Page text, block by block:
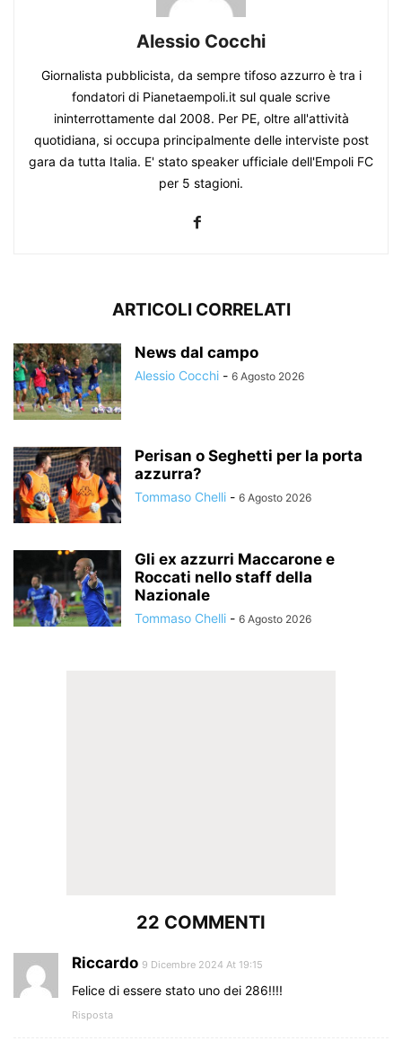
Alessio Cocchi
Giornalista pubblicista, da sempre tifoso azzurro è tra i
fondatori di Pianetaempoli.it sul quale scrive
ininterrottamente dal 2008. Per PE, oltre all'attività
quotidiana, si occupa principalmente delle interviste post
gara da tutta Italia. E' stato speaker ufficiale dell'Empoli FC
per 5 stagioni.
ARTICOLI CORRELATI
News dal campo
Alessio Cocchi - 6 Agosto 2026
Perisan o Seghetti per la porta
azzurra?
Tommaso Chelli - 6 Agosto 2026
Gli ex azzurri Maccarone e
Roccati nello staff della
Nazionale
Tommaso Chelli - 6 Agosto 2026
22 COMMENTI
Riccardo 9 Dicembre 2024 At 19:15
Felice di essere stato uno dei 286!!!!
Risposta